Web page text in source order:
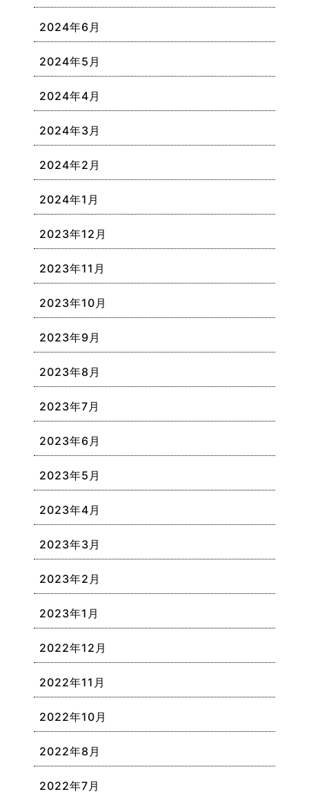
2024年6月
2024年5月
2024年4月
2024年3月
2024年2月
2024年1月
2023年12月
2023年11月
2023年10月
2023年9月
2023年8月
2023年7月
2023年6月
2023年5月
2023年4月
2023年3月
2023年2月
2023年1月
2022年12月
2022年11月
2022年10月
2022年8月
2022年7月